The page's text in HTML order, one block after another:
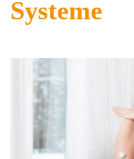
Systeme